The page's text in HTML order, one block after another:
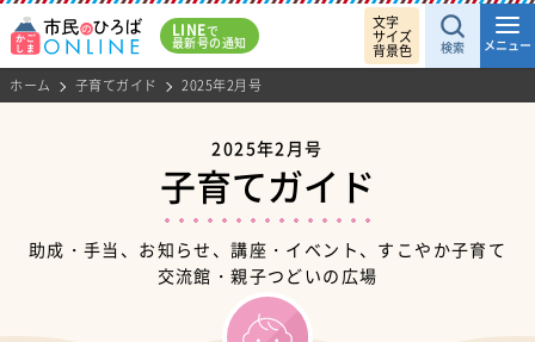
LINEで
最新号の通知
文字
サイズ
背景色 検索 メニュー
ホーム 子育てガイド 2025年2月号
2025年2月号
子育てガイド
助成・手当、お知らせ、講座・イベント、すこやか子育て
交流館・親子つどいの広場